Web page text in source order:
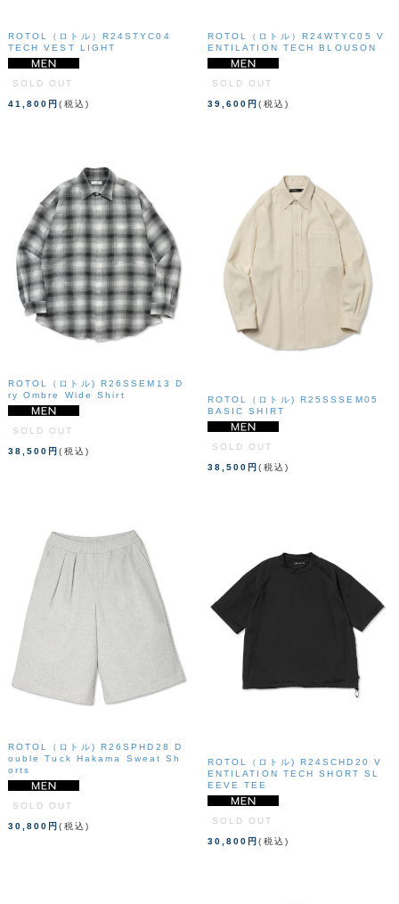
ROTOL（ロトル）R24STYC04
TECH VEST LIGHT
SOLD OUT
41,800円(税込)
ROTOL（ロトル）R24WTYC05 V
ENTILATION TECH BLOUSON
SOLD OUT
39,600円(税込)
ROTOL（ロトル) R26SSEM13 D
ry Ombre Wide Shirt
SOLD OUT
38,500円(税込)
ROTOL（ロトル) R25SSSEM05
BASIC SHIRT
SOLD OUT
38,500円(税込)
ROTOL（ロトル) R26SPHD28 D
ouble Tuck Hakama Sweat Sh
orts
SOLD OUT
30,800円(税込)
ROTOL（ロトル) R24SCHD20 V
ENTILATION TECH SHORT SL
EEVE TEE
SOLD OUT
30,800円(税込)